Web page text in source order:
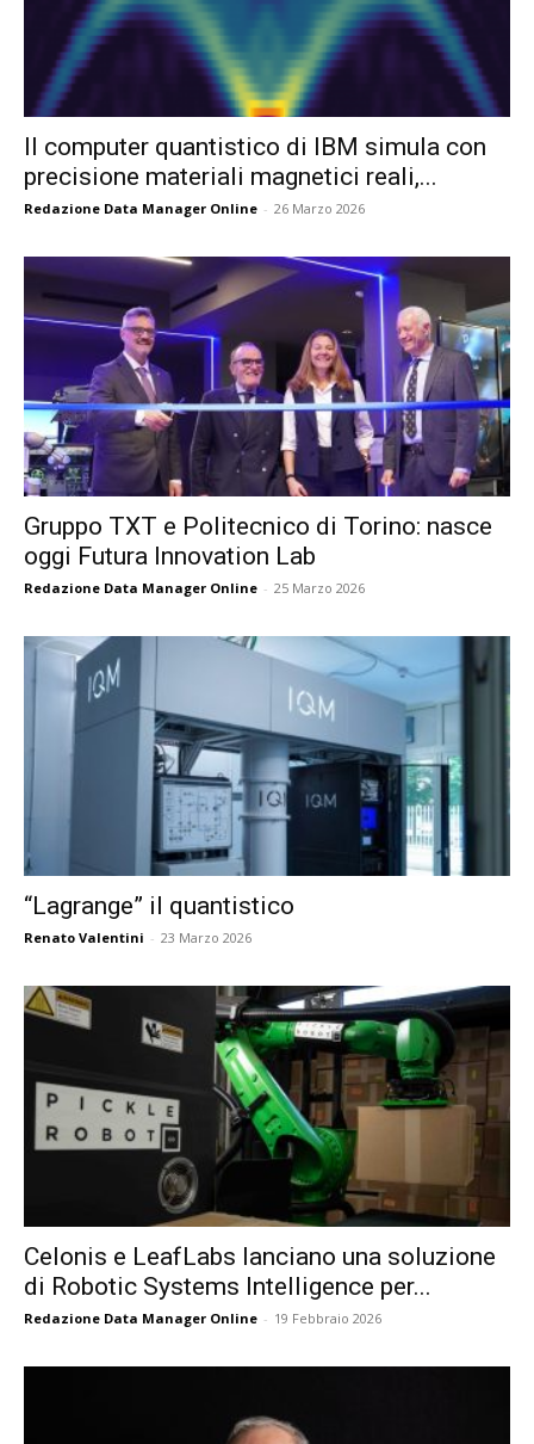
Il computer quantistico di IBM simula con
precisione materiali magnetici reali,...
Redazione Data Manager Online - 26 Marzo 2026
Gruppo TXT e Politecnico di Torino: nasce
oggi Futura Innovation Lab
Redazione Data Manager Online - 25 Marzo 2026
“Lagrange” il quantistico
Renato Valentini - 23 Marzo 2026
Celonis e LeafLabs lanciano una soluzione
di Robotic Systems Intelligence per...
Redazione Data Manager Online - 19 Febbraio 2026